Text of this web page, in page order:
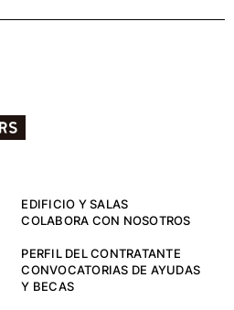
EDIFICIO Y SALAS
COLABORA CON NOSOTROS
PERFIL DEL CONTRATANTE
CONVOCATORIAS DE AYUDAS
Y BECAS